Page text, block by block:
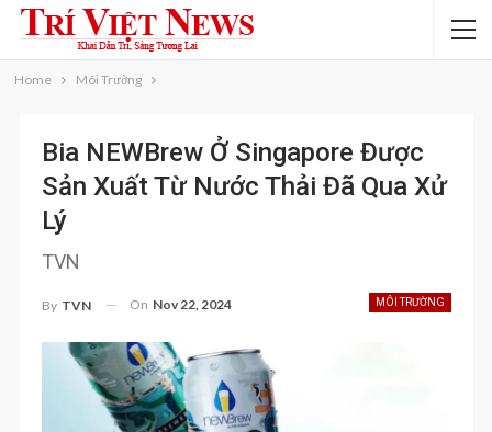
Home Môi Trường
Bia NEWBrew Ở Singapore Được
Sản Xuất Từ ​​nước Thải Đã Qua Xử
Lý
TVN
MÔI TRƯỜNG
By TVN On Nov 22, 2024